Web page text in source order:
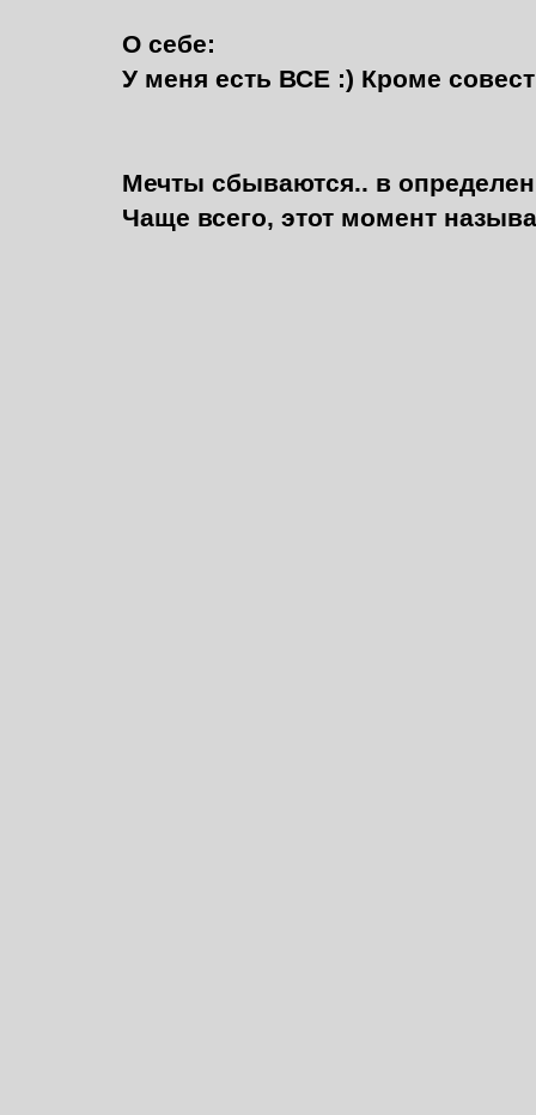
О себе:
У меня есть ВСЕ :) Кроме
Мечты сбываются.. в
Чаще всего, этот момент